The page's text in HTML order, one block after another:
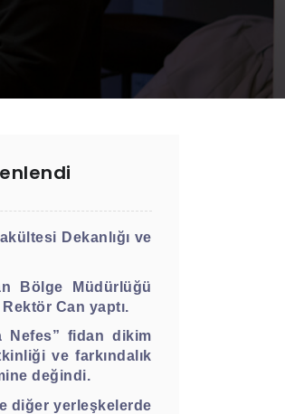
Dekanlığı ve
Bölge Müdürlüğü
Can yaptı.
Nefes” fidan dikim
ve farkındalık
değindi.
diğer yerleşkelerde